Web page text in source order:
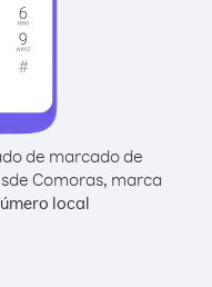
de marcado de
Comoras, marca
local